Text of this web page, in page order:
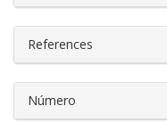
References
Número